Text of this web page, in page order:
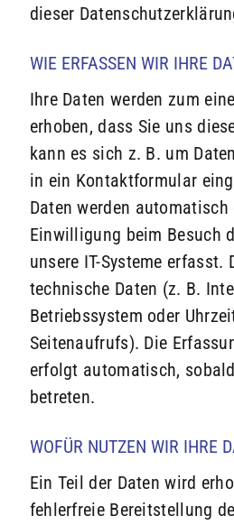
dieser
WIE ERFASSEN WIR IHRE
Ihre Daten werden zum
erhoben, dass Sie uns
kann es sich z. B. um
in ein Kontaktformular
Daten werden
Einwilligung beim Besuch
unsere IT-Systeme erfasst.
technische Daten (z. B.
Betriebssystem oder
Seitenaufrufs). Die
erfolgt automatisch,
betreten.
WOFÜR NUTZEN WIR IHRE
Ein Teil der Daten wird
fehlerfreie Bereitstellung